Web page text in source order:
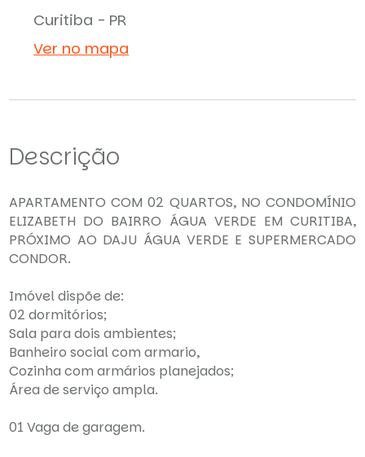
Curitiba - PR
Ver no mapa
Descrição
APARTAMENTO COM 02 QUARTOS, NO CONDOMÍNIO
ELIZABETH DO BAIRRO ÁGUA VERDE EM CURITIBA,
PRÓXIMO AO DAJU ÁGUA VERDE E SUPERMERCADO
CONDOR.
Imóvel dispõe de:
02 dormitórios;
Sala para dois ambientes;
Banheiro social com armario,
Cozinha com armários planejados;
Área de serviço ampla.
01 Vaga de garagem.